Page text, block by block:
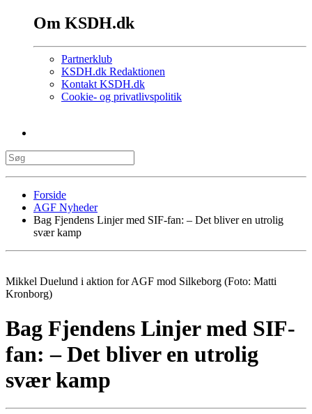
Om KSDH.dk
Partnerklub
KSDH.dk Redaktionen
Kontakt KSDH.dk
Cookie- og privatlivspolitik
Forside
AGF Nyheder
Bag Fjendens Linjer med SIF-fan: – Det bliver en utrolig
svær kamp
Mikkel Duelund i aktion for AGF mod Silkeborg (Foto: Matti
Kronborg)
Bag Fjendens Linjer med SIF-
fan: – Det bliver en utrolig
svær kamp